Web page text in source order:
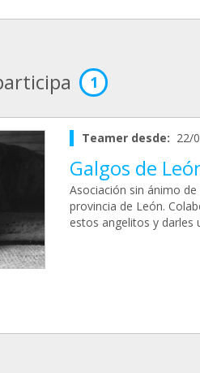
1
Teamer desde: 22/
Galgos de
Asociación sin ánimo
provincia de León.
estos angelitos y darles